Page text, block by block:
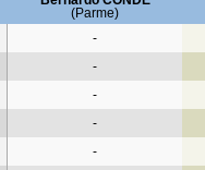
(Parme)
-
-
-
-
-